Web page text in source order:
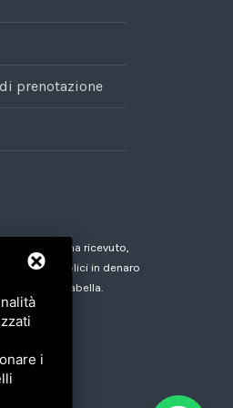
prenotazione
la società ha ricevuto,
o aiuti pubblici in denaro
seguente tabella.
i